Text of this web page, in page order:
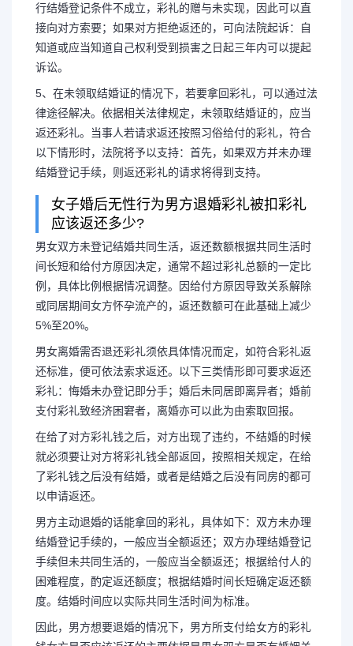
行结婚登记条件不成立，彩礼的赠与未实现，因此可以直
接向对方索要；如果对方拒绝返还的，可向法院起诉：自
知道或应当知道自己权利受到损害之日起三年内可以提起
诉讼。
5、在未领取结婚证的情况下，若要拿回彩礼，可以通过法
律途径解决。依据相关法律规定，未领取结婚证的，应当
返还彩礼。当事人若请求返还按照习俗给付的彩礼，符合
以下情形时，法院将予以支持：首先，如果双方并未办理
结婚登记手续，则返还彩礼的请求将得到支持。
女子婚后无性行为男方退婚彩礼被扣彩礼
应该返还多少?
男女双方未登记结婚共同生活，返还数额根据共同生活时
间长短和给付方原因决定，通常不超过彩礼总额的一定比
例，具体比例根据情况调整。因给付方原因导致关系解除
或同居期间女方怀孕流产的，返还数额可在此基础上减少
5%至20%。
男女离婚需否退还彩礼须依具体情况而定，如符合彩礼返
还标准，便可依法索求返还。以下三类情形即可要求返还
彩礼：悔婚未办登记即分手；婚后未同居即离异者；婚前
支付彩礼致经济困窘者，离婚亦可以此为由索取回报。
在给了对方彩礼钱之后，对方出现了违约，不结婚的时候
就必须要让对方将彩礼钱全部返回，按照相关规定，在给
了彩礼钱之后没有结婚，或者是结婚之后没有同房的都可
以申请返还。
男方主动退婚的话能拿回的彩礼，具体如下：双方未办理
结婚登记手续的，一般应当全额返还；双方办理结婚登记
手续但未共同生活的，一般应当全额返还；根据给付人的
困难程度，酌定返还额度；根据结婚时间长短确定返还额
度。结婚时间应以实际共同生活时间为标准。
因此，男方想要退婚的情况下，男方所支付给女方的彩礼